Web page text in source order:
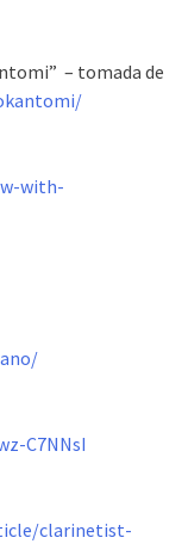
– tomada de
with-
C7NNsI
clarinetist-